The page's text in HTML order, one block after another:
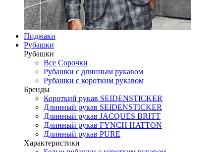
Пиджаки
Рубашки
Рубашки
Все Сорочки
Рубашки с длинным рукавом
Рубашки с коротким рукавом
Бренды
Короткий рукав SEIDENSTICKER
Длинный рукав SEIDENSTICKER
Длинный рукав JAСQUES BRITT
Длинный рукав FYNCH HATTON
Длинный рукав PURE
Характеристики